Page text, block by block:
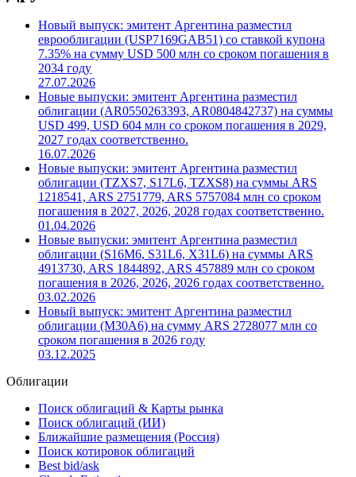
Новый выпуск: эмитент Аргентина разместил
еврооблигации (USP7169GAB51) со ставкой купона
7.35% на сумму USD 500 млн со сроком погашения в
2034 году
27.07.2026
Новые выпуски: эмитент Аргентина разместил
облигации (AR0550263393, AR0804842737) на суммы
USD 499, USD 604 млн со сроком погашения в 2029,
2027 годах соответственно.
16.07.2026
Новые выпуски: эмитент Аргентина разместил
облигации (TZXS7, S17L6, TZXS8) на суммы ARS
1218541, ARS 2751779, ARS 5757084 млн со сроком
погашения в 2027, 2026, 2028 годах соответственно.
01.04.2026
Новые выпуски: эмитент Аргентина разместил
облигации (S16M6, S31L6, X31L6) на суммы ARS
4913730, ARS 1844892, ARS 457889 млн со сроком
погашения в 2026, 2026, 2026 годах соответственно.
03.02.2026
Новый выпуск: эмитент Аргентина разместил
облигации (M30A6) на сумму ARS 2728077 млн со
сроком погашения в 2026 году
03.12.2025
Облигации
Поиск облигаций & Карты рынка
Поиск облигаций (ИИ)
Ближайшие размещения (Россия)
Поиск котировок облигаций
Best bid/ask